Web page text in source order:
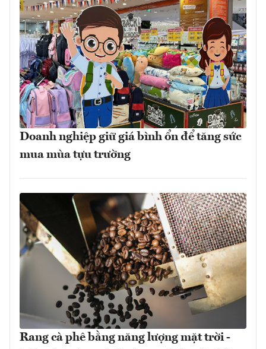
Doanh nghiệp giữ giá bình ổn để tăng sức
mua mùa tựu trường
Rang cà phê bằng năng lượng mặt trời -